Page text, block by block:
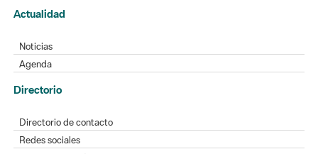
Actualidad
Noticias
Agenda
Directorio
Directorio de contacto
Redes sociales